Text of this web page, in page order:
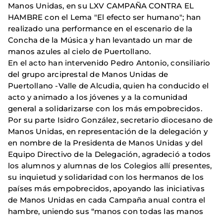
Manos Unidas, en su LXV CAMPAÑA CONTRA EL
HAMBRE con el Lema "El efecto ser humano"; han
realizado una performance en el escenario de la
Concha de la Música y han levantado un mar de
manos azules al cielo de Puertollano.
En el acto han intervenido Pedro Antonio, consiliario
del grupo arciprestal de Manos Unidas de
Puertollano -Valle de Alcudia, quien ha conducido el
acto y animado a los jóvenes y a la comunidad
general a solidarizarse con los más empobrecidos.
Por su parte Isidro González, secretario diocesano de
Manos Unidas, en representación de la delegación y
en nombre de la Presidenta de Manos Unidas y del
Equipo Directivo de la Delegación, agradeció a todos
los alumnos y alumnas de los Colegios allí presentes,
su inquietud y solidaridad con los hermanos de los
países más empobrecidos, apoyando las iniciativas
de Manos Unidas en cada Campaña anual contra el
hambre, uniendo sus “manos con todas las manos